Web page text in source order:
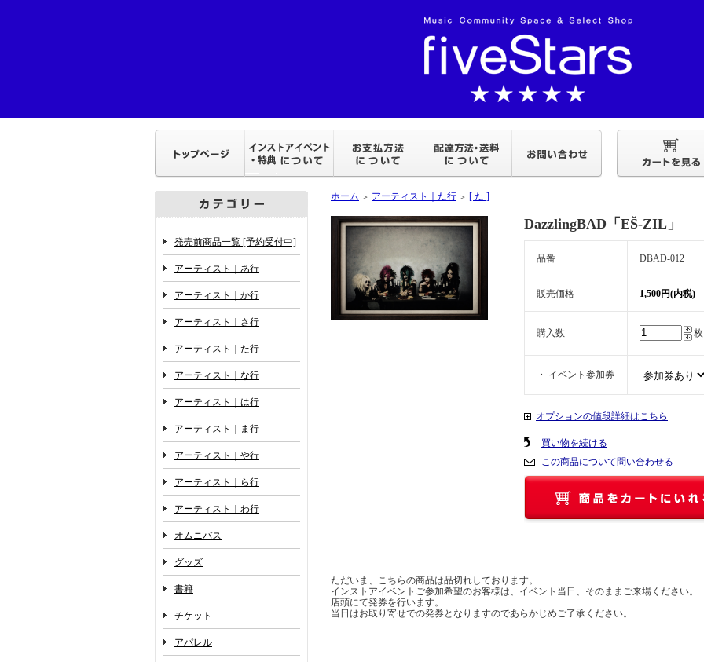
発売前商品一覧 [予約受付中]
アーティスト｜あ行
アーティスト｜か行
アーティスト｜さ行
アーティスト｜た行
アーティスト｜な行
アーティスト｜は行
アーティスト｜ま行
アーティスト｜や行
アーティスト｜ら行
アーティスト｜わ行
オムニバス
グッズ
書籍
チケット
アパレル
ホーム ＞ アーティスト｜た行 ＞ [ た ]
DazzlingBAD「EŠ-ZIL」
品番 DBAD-012
販売価格 1,500円(内税)
購入数 枚
・ イベント参加券
オプションの値段詳細はこちら
買い物を続ける
この商品について問い合わせる
ただいま、こちらの商品は品切れしております。
インストアイベントご参加希望のお客様は、イベント当日、そのままご来場ください。
店頭にて発券を行います。
当日はお取り寄せでの発券となりますのであらかじめご了承ください。